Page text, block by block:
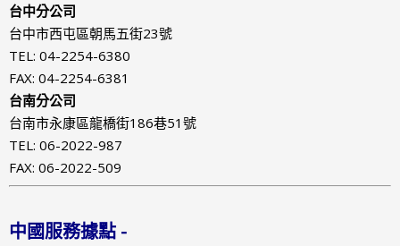
台中分公司
台中市西屯區朝馬五街23號
TEL: 04-2254-6380
FAX: 04-2254-6381
台南分公司
台南市永康區龍橋街186巷51號
TEL: 06-2022-987
FAX: 06-2022-509
中國服務據點 -